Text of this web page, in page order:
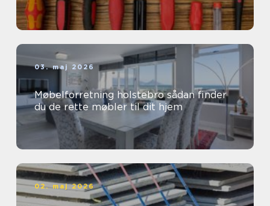
03. maj 2026
Møbelforretning holstebro sådan finder
du de rette møbler til dit hjem
02. maj 2026